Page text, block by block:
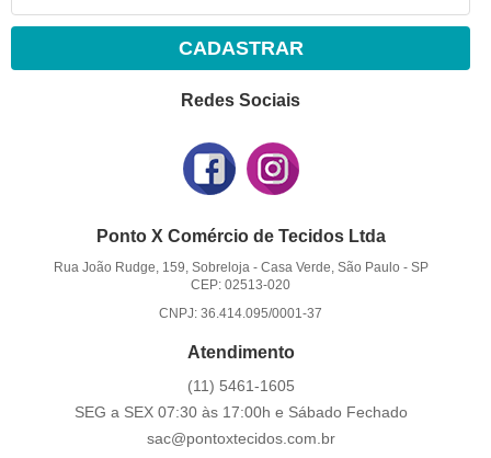
CADASTRAR
Redes Sociais
Ponto X Comércio de Tecidos Ltda
Rua João Rudge, 159, Sobreloja- Casa Verde, São Paulo - SP
CEP: 02513-020
CNPJ: 36.414.095/0001-37
Atendimento
(11) 5461-1605
SEG a SEX 07:30 às 17:00h e Sábado Fechado
sac@pontoxtecidos.com.br